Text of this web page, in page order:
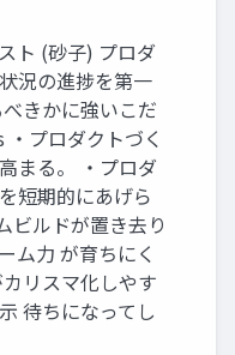
ト (砂⼦) プロダ
況の進捗を第⼀
きかに強いこだ
プロダクトづく
まる。 ・プロダ
短期的にあげら
ビルドが置き去り
ム⼒ が育ちにく
リスマ化しやす
待ちになってし